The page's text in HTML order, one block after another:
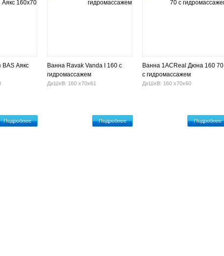
BAS Аякс
Подробнее
Ванна Ravak Vanda I 160 с
гидромассажем
ДхШхВ: 160 х70х61
Подробнее
Ванна 1ACReal Дюна 160 70
с гидромассажем
ДхШхВ: 160 х70х60
Подробнее